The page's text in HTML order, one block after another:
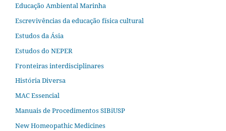
Educação Ambiental Marinha
Escrevivências da educação física cultural
Estudos da Ásia​
Estudos do NEPER
Fronteiras interdisciplinares
História Diversa
MAC Essencial
Manuais de Procedimentos SIBiUSP
New Homeopathic Medicines